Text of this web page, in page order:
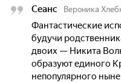
Сеанс Вероника
Фантастические
будучи
двоих — Никита
образуют единого
непопулярного ныне